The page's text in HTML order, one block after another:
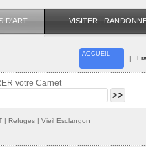
D'ART VISITER |
ACCUEIL
|
votre Carnet
| Refuges | Vieil Esclangon